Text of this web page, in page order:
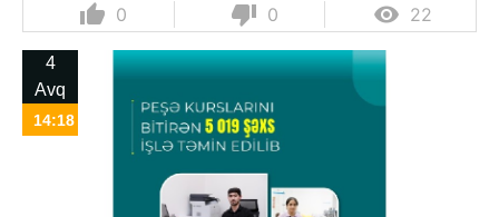
thumb_up 0 thumb_down 0  22
4
Avq
14:18